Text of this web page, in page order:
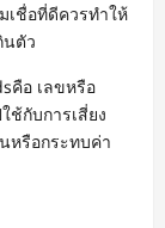
เชื่อที่ดีควรทำให้
นตัว
คือ เลขหรือ
กับการเสี่ยง
หรือกระทบค่า